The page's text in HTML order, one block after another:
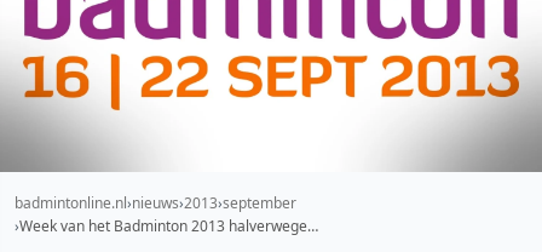
badmintonline.nl nieuws 2013 september
Week van het Badminton 2013 halverwege…